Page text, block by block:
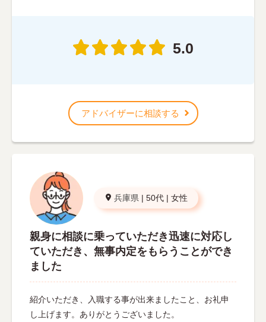
5.0
アドバイザーに相談する
兵庫県 | 50代 | 女性
親身に相談に乗っていただき迅速に対応し
ていただき、無事内定をもらうことができ
ました
紹介いただき、入職する事が出来ましたこと、お礼申
し上げます。ありがとうございました。